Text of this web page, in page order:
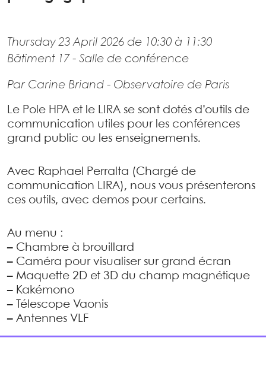
Thursday 23 April 2026 de 10:30 à 11:30
Bâtiment 17 - Salle de conférence
Par Carine Briand - Observatoire de Paris
Le Pole HPA et le LIRA se sont dotés d’outils de
communication utiles pour les conférences
grand public ou les enseignements.
Avec Raphael Perralta (Chargé de
communication LIRA), nous vous présenterons
ces outils, avec demos pour certains.
Au menu :
– Chambre à brouillard
– Caméra pour visualiser sur grand écran
– Maquette 2D et 3D du champ magnétique
– Kakémono
– Télescope Vaonis
– Antennes VLF